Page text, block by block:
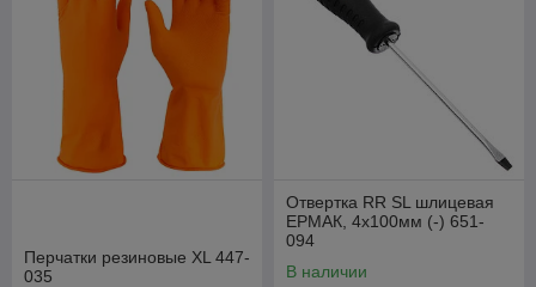
Перчатки резиновые XL 447-
035
Отвертка RR SL шлицевая
ЕРМАК, 4х100мм (-) 651-
094
В наличии